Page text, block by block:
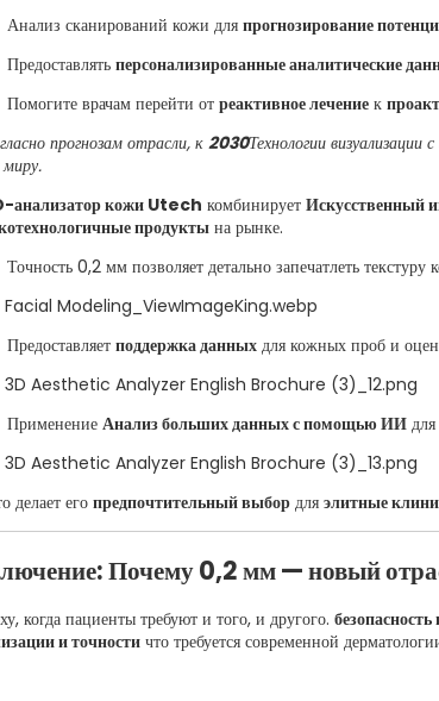
Анализ сканирований кожи для прогнозирование
Предоставлять персонализированные аналитические
Помогите врачам перейти от реактивное лечение к
прогнозам отрасли, к 2030Технологии визуализации
миру.
анализатор кожи Utech комбинирует Искусственный
продукты на рынке.
Точность 0,2 мм позволяет детально запечатлеть
Предоставляет поддержка данных для кожных проб и
Применение Анализ больших данных с помощью ИИ
делает его предпочтительный выбор для элитные
Почему 0,2 мм — новый
когда пациенты требуют и того, и другого.
и точности что требуется современной